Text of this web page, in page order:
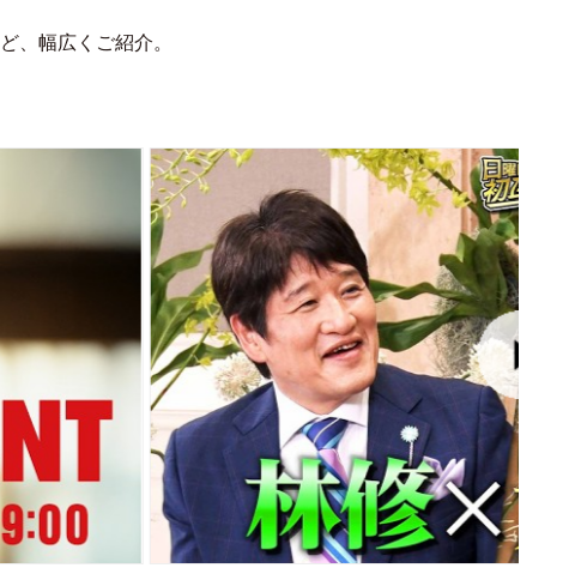
、幅広くご紹介。